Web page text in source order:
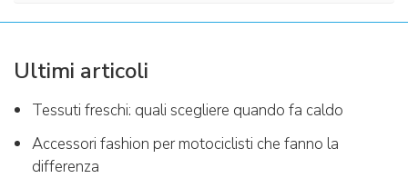
Ultimi articoli
Tessuti freschi: quali scegliere quando fa caldo
Accessori fashion per motociclisti che fanno la
differenza